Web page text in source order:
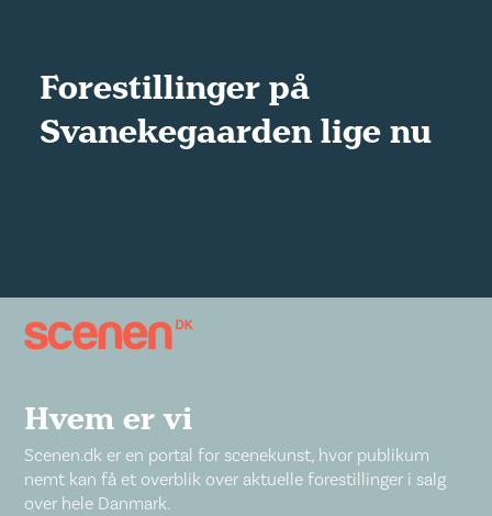
Forestillinger på
Svanekegaarden lige nu
Hvem er vi
Scenen.dk er en portal for scenekunst, hvor publikum
nemt kan få et overblik over aktuelle forestillinger i salg
over hele Danmark.